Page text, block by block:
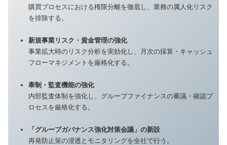
購買プロセスにおける権限分離を徹底し、業務の属人化リスク
を排除する。
新規事業リスク・資金管理の強化
事業拡大時のリスク分析を実効化し、月次の採算・キャッシュ
フローマネジメントを厳格化する。
牽制・監査機能の強化
内部監査体制を強化し、グループファイナンスの審議・確認プ
ロセスを厳格化する。
「グループガバナンス強化対策会議」の新設
再発防止策の浸透とモニタリングを全社で行う。